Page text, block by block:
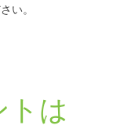
い。
は